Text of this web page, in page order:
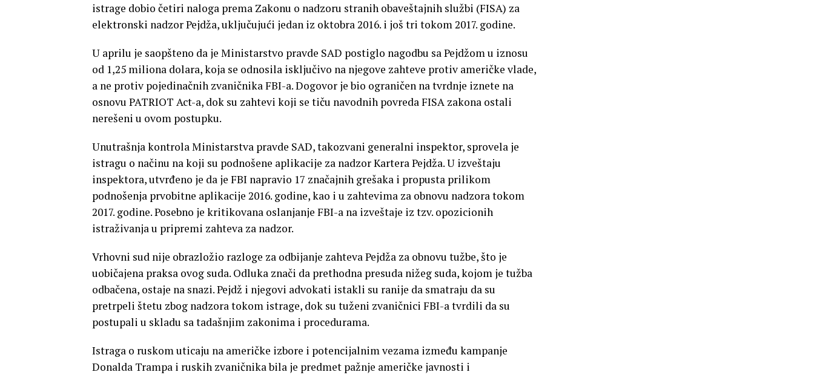
istrage dobio četiri naloga prema Zakonu o nadzoru stranih obaveštajnih službi (FISA) za
elektronski nadzor Pejdža, uključujući jedan iz oktobra 2016. i još tri tokom 2017. godine.
U aprilu je saopšteno da je Ministarstvo pravde SAD postiglo nagodbu sa Pejdžom u iznosu
od 1,25 miliona dolara, koja se odnosila isključivo na njegove zahteve protiv američke vlade,
a ne protiv pojedinačnih zvaničnika FBI-a. Dogovor je bio ograničen na tvrdnje iznete na
osnovu PATRIOT Act-a, dok su zahtevi koji se tiču navodnih povreda FISA zakona ostali
nerešeni u ovom postupku.
Unutrašnja kontrola Ministarstva pravde SAD, takozvani generalni inspektor, sprovela je
istragu o načinu na koji su podnošene aplikacije za nadzor Kartera Pejdža. U izveštaju
inspektora, utvrđeno je da je FBI napravio 17 značajnih grešaka i propusta prilikom
podnošenja prvobitne aplikacije 2016. godine, kao i u zahtevima za obnovu nadzora tokom
2017. godine. Posebno je kritikovana oslanjanje FBI-a na izveštaje iz tzv. opozicionih
istraživanja u pripremi zahteva za nadzor.
Vrhovni sud nije obrazložio razloge za odbijanje zahteva Pejdža za obnovu tužbe, što je
uobičajena praksa ovog suda. Odluka znači da prethodna presuda nižeg suda, kojom je tužba
odbačena, ostaje na snazi. Pejdž i njegovi advokati istakli su ranije da smatraju da su
pretrpeli štetu zbog nadzora tokom istrage, dok su tuženi zvaničnici FBI-a tvrdili da su
postupali u skladu sa tadašnjim zakonima i procedurama.
Istraga o ruskom uticaju na američke izbore i potencijalnim vezama između kampanje
Donalda Trampa i ruskih zvaničnika bila je predmet pažnje američke javnosti i